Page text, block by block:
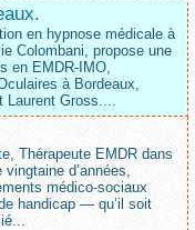
en hypnose médicale à
Colombani, propose une
en EMDR-IMO,
à Bordeaux,
Laurent Gross....
Thérapeute EMDR dans
d’années,
médico‑sociaux
handicap — qu’il soit